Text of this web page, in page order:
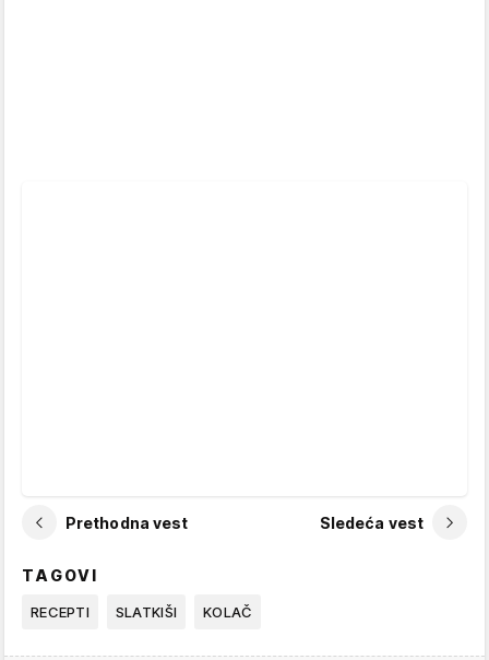
Prethodna vest Sledeća vest
TAGOVI
RECEPTI SLATKIŠI KOLAČ